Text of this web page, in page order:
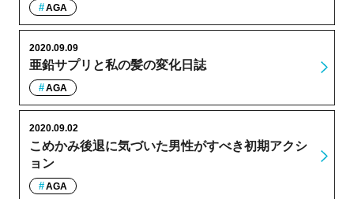
AGA
亜鉛サプリと私の髪の変化日誌
2020.09.09
AGA
こめかみ後退に気づいた男性がすべき初期アクシ
ョン
2020.09.02
AGA